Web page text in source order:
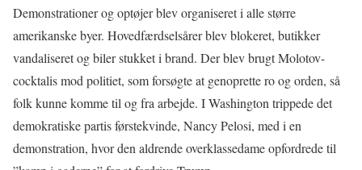
Demonstrationer og optøjer blev organiseret i alle større
amerikanske byer. Hovedfærdselsårer blev blokeret, butikker
vandaliseret og biler stukket i brand. Der blev brugt Molotov-
cocktalis mod politiet, som forsøgte at genoprette ro og orden, så
folk kunne komme til og fra arbejde. I Washington trippede det
demokratiske partis førstekvinde, Nancy Pelosi, med i en
demonstration, hvor den aldrende overklassedame opfordrede til